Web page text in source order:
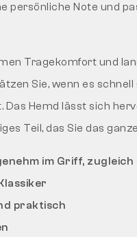
persönliche Note und
Tragekomfort und
Sie, wenn es schnell
Hemd lässt sich
Teil, das Sie das
im Griff,
praktisch